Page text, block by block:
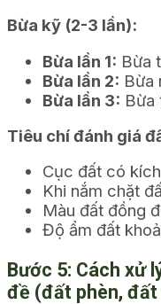
Bừa kỹ (2-3 lần):
Bừa lần 1: Bừa
Bừa lần 2: Bừa
Bừa lần 3: Bừa
Tiêu chí đánh giá
Cục đất có
Khi nắm chặt
Màu đất đồng
Độ ẩm đất
Bước 5: Cách xử
đề (đất phèn,